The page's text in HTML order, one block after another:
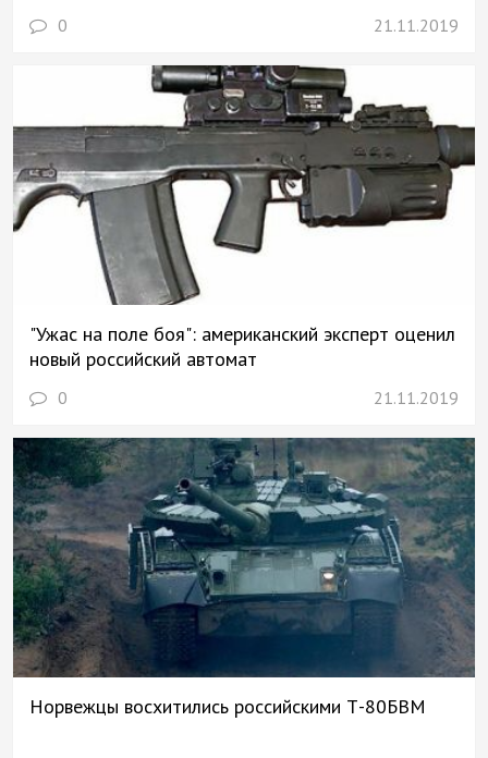
0 21.11.2019
"Ужас на поле боя": американский эксперт оценил
новый российский автомат
0 21.11.2019
Норвежцы восхитились российскими Т-80БВМ